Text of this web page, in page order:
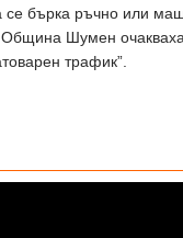
се бърка ръчно или
Община Шумен
трафик”.